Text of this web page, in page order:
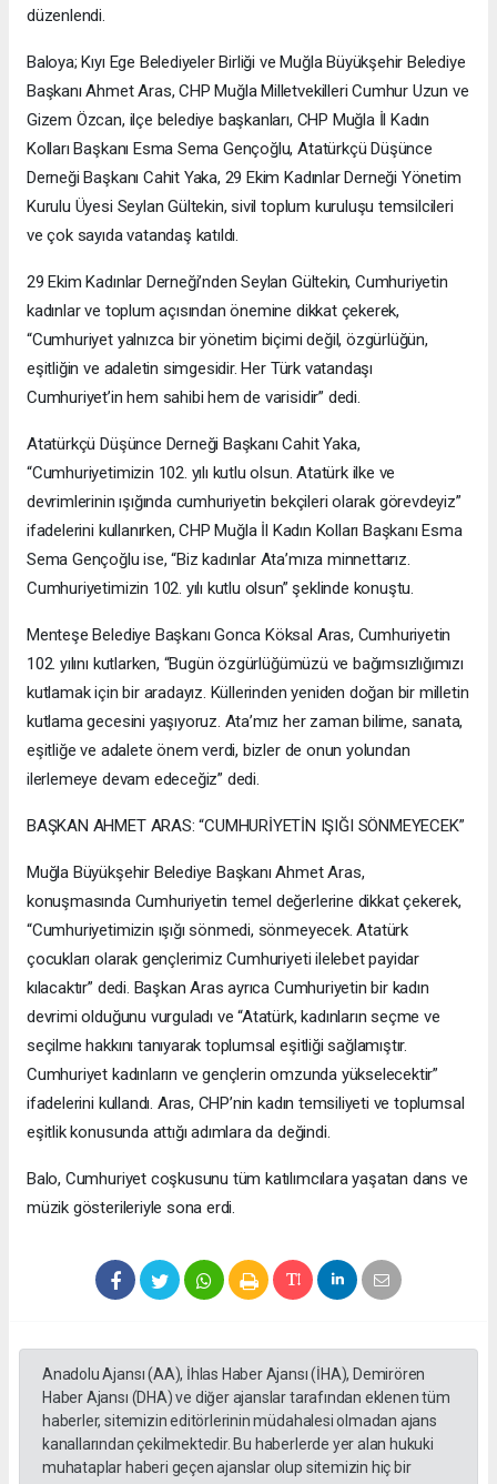
düzenlendi.
Baloya; Kıyı Ege Belediyeler Birliği ve Muğla Büyükşehir Belediye
Başkanı Ahmet Aras, CHP Muğla Milletvekilleri Cumhur Uzun ve
Gizem Özcan, ilçe belediye başkanları, CHP Muğla İl Kadın
Kolları Başkanı Esma Sema Gençoğlu, Atatürkçü Düşünce
Derneği Başkanı Cahit Yaka, 29 Ekim Kadınlar Derneği Yönetim
Kurulu Üyesi Seylan Gültekin, sivil toplum kuruluşu temsilcileri
ve çok sayıda vatandaş katıldı.
29 Ekim Kadınlar Derneği’nden Seylan Gültekin, Cumhuriyetin
kadınlar ve toplum açısından önemine dikkat çekerek,
“Cumhuriyet yalnızca bir yönetim biçimi değil, özgürlüğün,
eşitliğin ve adaletin simgesidir. Her Türk vatandaşı
Cumhuriyet’in hem sahibi hem de varisidir” dedi.
Atatürkçü Düşünce Derneği Başkanı Cahit Yaka,
“Cumhuriyetimizin 102. yılı kutlu olsun. Atatürk ilke ve
devrimlerinin ışığında cumhuriyetin bekçileri olarak görevdeyiz”
ifadelerini kullanırken, CHP Muğla İl Kadın Kolları Başkanı Esma
Sema Gençoğlu ise, “Biz kadınlar Ata’mıza minnettarız.
Cumhuriyetimizin 102. yılı kutlu olsun” şeklinde konuştu.
Menteşe Belediye Başkanı Gonca Köksal Aras, Cumhuriyetin
102. yılını kutlarken, “Bugün özgürlüğümüzü ve bağımsızlığımızı
kutlamak için bir aradayız. Küllerinden yeniden doğan bir milletin
kutlama gecesini yaşıyoruz. Ata’mız her zaman bilime, sanata,
eşitliğe ve adalete önem verdi, bizler de onun yolundan
ilerlemeye devam edeceğiz” dedi.
BAŞKAN AHMET ARAS: “CUMHURİYETİN IŞIĞI SÖNMEYECEK”
Muğla Büyükşehir Belediye Başkanı Ahmet Aras,
konuşmasında Cumhuriyetin temel değerlerine dikkat çekerek,
“Cumhuriyetimizin ışığı sönmedi, sönmeyecek. Atatürk
çocukları olarak gençlerimiz Cumhuriyeti ilelebet payidar
kılacaktır” dedi. Başkan Aras ayrıca Cumhuriyetin bir kadın
devrimi olduğunu vurguladı ve “Atatürk, kadınların seçme ve
seçilme hakkını tanıyarak toplumsal eşitliği sağlamıştır.
Cumhuriyet kadınların ve gençlerin omzunda yükselecektir”
ifadelerini kullandı. Aras, CHP’nin kadın temsiliyeti ve toplumsal
eşitlik konusunda attığı adımlara da değindi.
Balo, Cumhuriyet coşkusunu tüm katılımcılara yaşatan dans ve
müzik gösterileriyle sona erdi.
Anadolu Ajansı (AA), İhlas Haber Ajansı (İHA), Demirören
Haber Ajansı (DHA) ve diğer ajanslar tarafından eklenen tüm
haberler, sitemizin editörlerinin müdahalesi olmadan ajans
kanallarından çekilmektedir. Bu haberlerde yer alan hukuki
muhataplar haberi geçen ajanslar olup sitemizin hiç bir